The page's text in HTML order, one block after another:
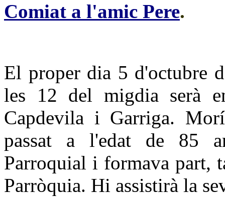
Comiat a l'amic Pere.
El proper dia 5 d'octubre
les 12 del migdia serà
Capdevila i Garriga.
passat a l'edat de 85
Parroquial i formava part,
Parròquia. Hi assistirà la